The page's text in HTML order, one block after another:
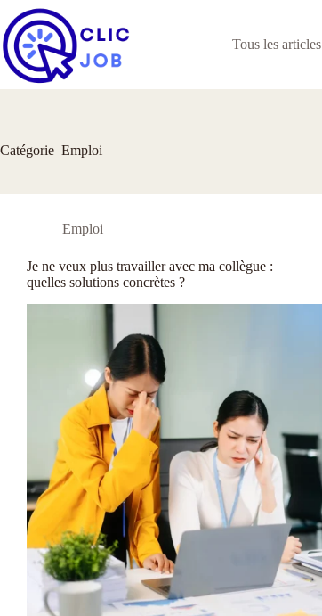
Passer
au
contenu
Tous les articles
Catégorie Emploi
Emploi
Je ne veux plus travailler avec ma collègue :
quelles solutions concrètes ?